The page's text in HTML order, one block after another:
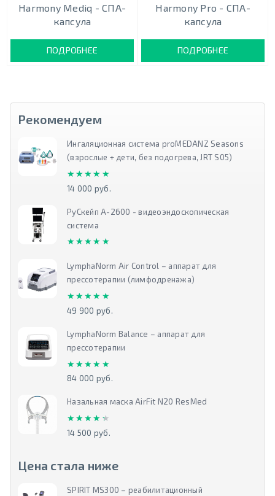
Harmony Mediq - СПА-
капсула
ПОДРОБНЕЕ
Harmony Pro - СПА-
капсула
ПОДРОБНЕЕ
Рекомендуем
Ингаляционная система proMEDANZ Seasons
(взрослые + дети, без подогрева, JRT S05)
★★★★★
★★★★★
14 000 руб.
РуСкейп А-2600 - видеоэндоскопическая
система
★★★★★
★★★★★
LymphaNorm Air Control – аппарат для
прессотерапии (лимфодренажа)
★★★★★
★★★★★
49 900 руб.
LymphaNorm Balance – аппарат для
прессотерапии
★★★★★
★★★★★
84 000 руб.
Назальная маска AirFit N20 ResMed
★★★★★
★★★★★
14 500 руб.
Цена стала ниже
SPIRIT MS300 – реабилитационный